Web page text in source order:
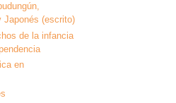
Japonés (escrito)
de la infancia
en